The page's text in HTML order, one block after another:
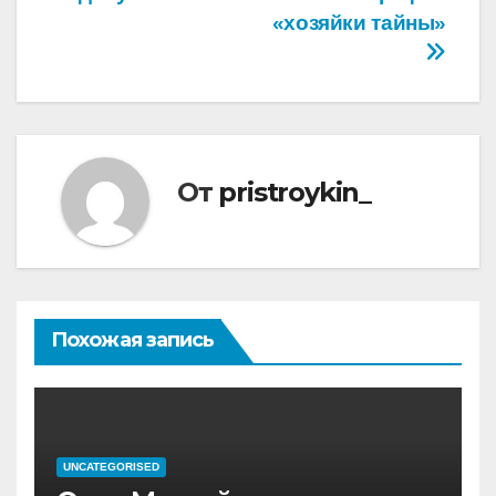
«хозяйки тайны»
От pristroykin_
Похожая запись
UNCATEGORISED